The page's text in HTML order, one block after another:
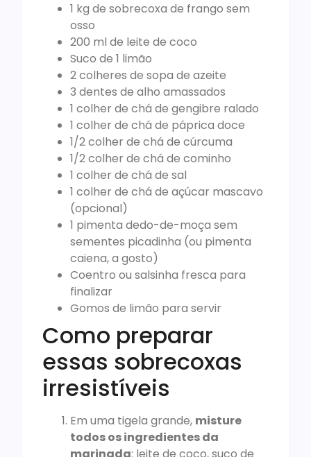
1 kg de sobrecoxa de frango sem
osso
200 ml de leite de coco
Suco de 1 limão
2 colheres de sopa de azeite
3 dentes de alho amassados
1 colher de chá de gengibre ralado
1 colher de chá de páprica doce
1/2 colher de chá de cúrcuma
1/2 colher de chá de cominho
1 colher de chá de sal
1 colher de chá de açúcar mascavo
(opcional)
1 pimenta dedo-de-moça sem
sementes picadinha (ou pimenta
caiena, a gosto)
Coentro ou salsinha fresca para
finalizar
Gomos de limão para servir
Como preparar
essas sobrecoxas
irresistíveis
Em uma tigela grande, misture
todos os ingredientes da